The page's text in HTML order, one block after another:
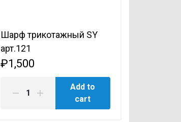
Шарф трикотажный SY
арт.121
₽1,500
Add to
cart